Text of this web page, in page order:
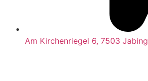
Am Kirchenriegel 6, 7503 Jabing